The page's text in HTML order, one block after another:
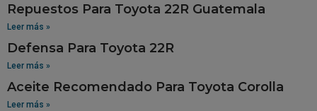
Repuestos Para Toyota 22R Guatemala
Leer más »
Defensa Para Toyota 22R
Leer más »
Aceite Recomendado Para Toyota Corolla
Leer más »